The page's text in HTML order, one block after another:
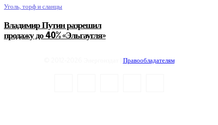
Уголь, торф и сланцы
Владимир Путин разрешил
продажу до 40% «Эльгаугля»
Правообладателям